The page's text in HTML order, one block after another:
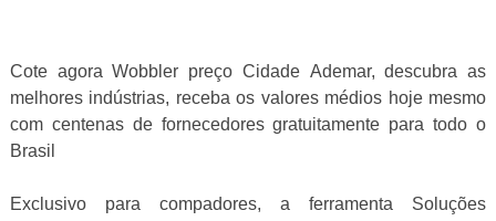
Cote agora Wobbler preço Cidade Ademar, descubra as
melhores indústrias, receba os valores médios hoje mesmo
com centenas de fornecedores gratuitamente para todo o
Brasil
Exclusivo para compadores, a ferramenta Soluções